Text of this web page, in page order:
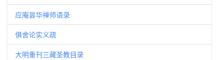
应庵昙华禅师语录
俱舍论实义疏
大明重刊三藏圣教目录